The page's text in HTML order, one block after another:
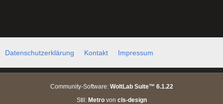
Datenschutzerklärung Kontakt Impressum
Community-Software: WoltLab Suite™ 6.1.22
Stil: Metrovon cls-design